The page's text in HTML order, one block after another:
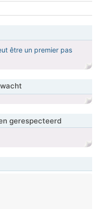
être un premier pas
gerespecteerd